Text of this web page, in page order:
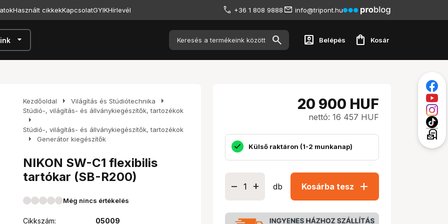
Használt cikkekKapcsolatGYIKHírlevél +36 1 808 9888 info@tripont.hu
arrow_drop_down account_box Belépés shopping_bag Kosár
Kezdőoldal arrow_right Világítás és Stúdiótechnika arrow_right
Stúdió-, világítás- és állványkiegészítők, tartozékok
arrow_right
Stúdió-, világítás- és állványkiegészítők, tartozékok
arrow_right Generátor kiegészítők
NIKON SW-C1 flexibilis
tartókar (SB-R200)
Még nincs értékelés
Cikkszám:
05009
20 900 HUF
nettó: 16 457 HUF
Külső raktáron (1-2 munkanap)
db Kosárba tesz add
local_post_office